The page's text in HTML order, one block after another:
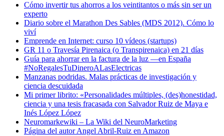
Cómo invertir tus ahorros a los veintitantos o más sin ser un
experto
Diario sobre el Marathon Des Sables (MDS 2012). Cómo lo
viví
Emprende en Internet: curso 10 vídeos (startups)
GR 11 o Travesía Pirenaica (o Transpirenaica) en 21 días
Guía para ahorrar en la factura de la luz —en España
#NoRegalesTuDineroALasElectricas
Manzanas podridas. Malas prácticas de investigación y
ciencia descuidada
Mi primer librito: «Personalidades múltiples, (des)honestidad,
ciencia y una tesis fracasada con Salvador Ruiz de Maya e
Inés López López
Neuromarkewiki – La Wiki del NeuroMarketing
Página del autor Angel Abril-Ruiz en Amazon